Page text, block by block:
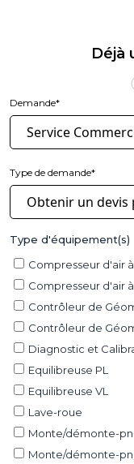
Déjà
Demande*
Type de demande*